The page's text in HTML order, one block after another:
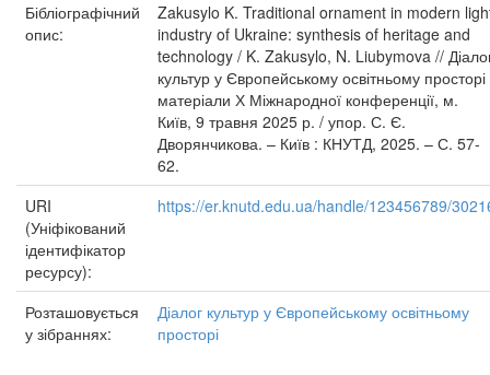
Бібліографічний
опис:
Zakusylo K. Traditional ornament in modern
industry of Ukraine: synthesis of heritage and
technology / K. Zakusylo, N. Liubymova //
культур у Європейському освітньому просторі
матеріали Х Міжнародної конференції, м.
Київ, 9 травня 2025 р. / упор. С. Є.
Дворянчикова. – Київ : КНУТД, 2025. – С. 57-
62.
URI
(Уніфікований
ідентифікатор
ресурсу):
https://er.knutd.edu.ua/handle/123456789/
Розташовується
у зібраннях:
Діалог культур у Європейському освітньому
просторі